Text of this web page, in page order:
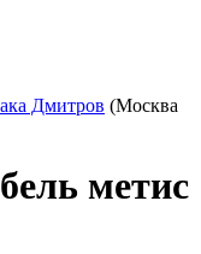
Дмитров (Москва
метис